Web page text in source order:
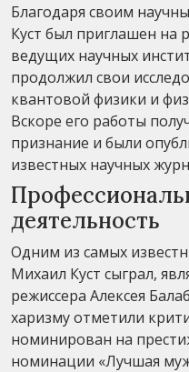
Благодаря своим
Куст был приглашен на
ведущих научных
продолжил свои
квантовой физики и
Вскоре его работы
признание и были
известных научных
деятельность
Одним из самых
Михаил Куст сыграл,
режиссера Алексея
харизму отметили
номинирован на
номинации «Лучшая